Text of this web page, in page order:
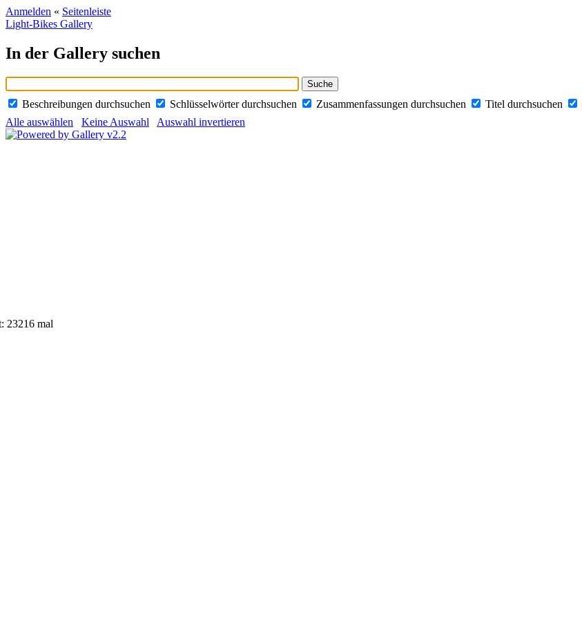
Anmelden « Seitenleiste
Light-Bikes Gallery
In der Gallery suchen
Beschreibungen durchsuchen Schlüsselwörter durchsuchen Zusammenfassungen durchsuchen Titel durchsuchen
Alle auswählen
Keine Auswahl Auswahl invertieren
23216 mal